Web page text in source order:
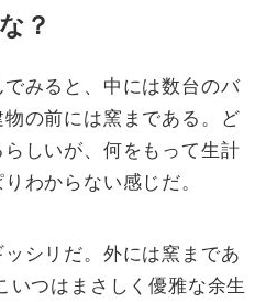
？
みると、中には数台のバ
の前には窯まである。ど
しいが、何をもって生計
わからない感じだ。
ッシリだ。外には窯まであ
いつはまさしく優雅な余生